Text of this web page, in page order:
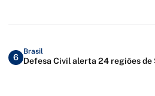
6
Brasil
Defesa Civil alerta 24 regiões de